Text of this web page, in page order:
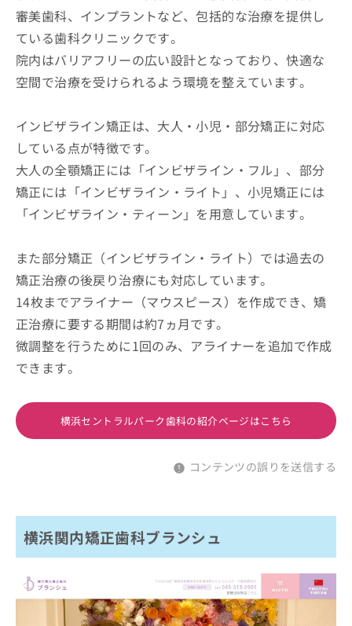
審美歯科、インプラントなど、包括的な治療を提供し
ている歯科クリニックです。
院内はバリアフリーの広い設計となっており、快適な
空間で治療を受けられるよう環境を整えています。
インビザライン矯正は、大人・小児・部分矯正に対応
している点が特徴です。
大人の全顎矯正には「インビザライン・フル」、部分
矯正には「インビザライン・ライト」、小児矯正には
「インビザライン・ティーン」を用意しています。
また部分矯正（インビザライン・ライト）では過去の
矯正治療の後戻り治療にも対応しています。
14枚までアライナー（マウスピース）を作成でき、矯
正治療に要する期間は約7ヵ月です。
微調整を行うために1回のみ、アライナーを追加で作成
できます。
横浜セントラルパーク歯科の紹介ページはこちら
コンテンツの誤りを送信する
横浜関内矯正歯科ブランシュ